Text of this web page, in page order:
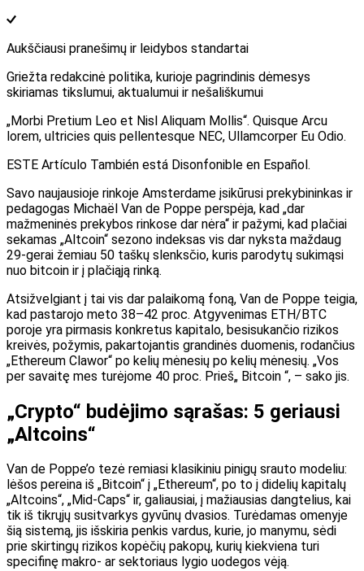
Aukščiausi pranešimų ir leidybos standartai
Griežta redakcinė politika, kurioje pagrindinis dėmesys
skiriamas tikslumui, aktualumui ir nešališkumui
„Morbi Pretium Leo et Nisl Aliquam Mollis“. Quisque Arcu
lorem, ultricies quis pellentesque NEC, Ullamcorper Eu Odio.
ESTE Artículo También está Disonfonible en Español.
Savo naujausioje rinkoje Amsterdame įsikūrusi prekybininkas ir
pedagogas Michaël Van de Poppe perspėja, kad „dar
mažmeninės prekybos rinkose dar nėra“ ir pažymi, kad plačiai
sekamas „Altcoin“ sezono indeksas vis dar nyksta maždaug
29-gerai žemiau 50 taškų slenksčio, kuris parodytų sukimąsi
nuo bitcoin ir į plačiąją rinką.
Atsižvelgiant į tai vis dar palaikomą foną, Van de Poppe teigia,
kad pastarojo meto 38–42 proc. Atgyvenimas ETH/BTC
poroje yra pirmasis konkretus kapitalo, besisukančio rizikos
kreivės, požymis, pakartojantis grandinės duomenis, rodančius
„Ethereum Clawor“ po kelių mėnesių po kelių mėnesių. „Vos
per savaitę mes turėjome 40 proc. Prieš„ Bitcoin “, – sako jis.
„Crypto“ budėjimo sąrašas: 5 geriausi
„Altcoins“
Van de Poppe’o tezė remiasi klasikiniu pinigų srauto modeliu:
lėšos pereina iš „Bitcoin“ į „Ethereum“, po to į didelių kapitalų
„Altcoins“, „Mid-Caps“ ir, galiausiai, į mažiausias dangtelius, kai
tik iš tikrųjų susitvarkys gyvūnų dvasios. Turėdamas omenyje
šią sistemą, jis išskiria penkis vardus, kurie, jo manymu, sėdi
prie skirtingų rizikos kopėčių pakopų, kurių kiekviena turi
specifinę makro- ar sektoriaus lygio uodegos vėją.